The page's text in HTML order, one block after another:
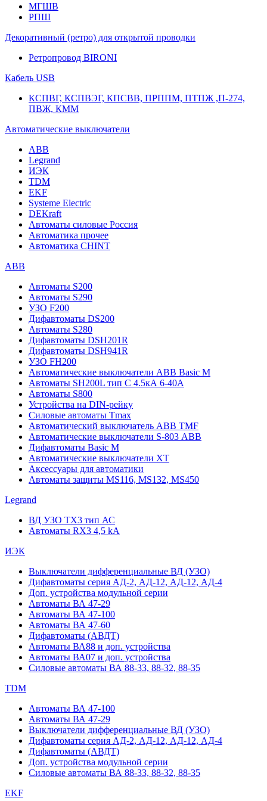
МГШВ
РПШ
Декоративный (ретро) для открытой проводки
Ретропровод BIRONI
Кабель USB
КСПВГ, КСПВЭГ, КПСВВ, ПРППМ, ПТПЖ ,П-274,
ПВЖ, КММ
Автоматические выключатели
ABB
Legrand
ИЭК
TDM
EKF
Systeme Electric
DEKraft
Автоматы силовые Россия
Автоматика прочее
Автоматика CHINT
ABB
Автоматы S200
Автоматы S290
УЗО F200
Дифавтоматы DS200
Автоматы S280
Дифавтоматы DSH201R
Дифавтоматы DSH941R
УЗО FH200
Автоматические выключатели ABB Basic M
Автоматы SH200L тип С 4.5кА 6-40А
Автоматы S800
Устройства на DIN-рейку
Силовые автоматы Tmax
Автоматический выключатель ABB TMF
Автоматические выключатели S-803 АВВ
Дифавтоматы Basic M
Автоматические выключатели XT
Аксессуары для автоматики
Автоматы защиты MS116, MS132, MS450
Legrand
ВД УЗО TX3 тип АС
Автоматы RX3 4,5 kA
ИЭК
Выключатели дифференциальные ВД (УЗО)
Дифавтоматы серия АД-2, АД-12, АД-12, АД-4
Доп. устройства модульной серии
Автоматы ВА 47-29
Автоматы ВА 47-100
Автоматы ВА 47-60
Дифавтоматы (АВДТ)
Автоматы ВА88 и доп. устройства
Автоматы ВА07 и доп. устройства
Силовые автоматы ВА 88-33, 88-32, 88-35
TDM
Автоматы ВА 47-100
Автоматы ВА 47-29
Выключатели дифференциальные ВД (УЗО)
Дифавтоматы серия АД-2, АД-12, АД-12, АД-4
Дифавтоматы (АВДТ)
Доп. устройства модульной серии
Силовые автоматы ВА 88-33, 88-32, 88-35
EKF